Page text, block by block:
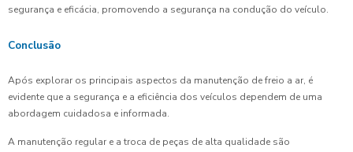
segurança e eficácia, promovendo a segurança na condução do veículo.
Conclusão
Após explorar os principais aspectos da manutenção de freio a ar, é
evidente que a segurança e a eficiência dos veículos dependem de uma
abordagem cuidadosa e informada.
A manutenção regular e a troca de peças de alta qualidade são